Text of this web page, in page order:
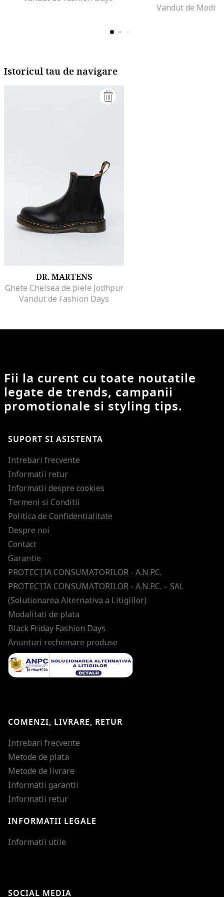
Vandut de
Istoricul tau de navigare
DR. MARTENS
Ghete Chelsea de piele Jodhpur
Vandut de Fashion Days
Fii la curent cu toate noutatile
legate de trends, campanii
promotionale si styling tips.
SUPORT SI ASISTENTA
Intrebari frecvente
Informatii retur
Informatii despre cookies
Termeni si Conditii
Politica de Confidentialitate
Despre noi
Contact
Garantie
PROTECŢIA CONSUMATORILOR - A.N.P.C.
PROTECŢIA CONSUMATORILOR - A.N.P.C. – SAL
(Solutionarea Alternativa a Litigiilor)
Modalitati de plata
Black Friday Fashion Days
Anunturi rechemare produse
COMENZI, LIVRARE, RETUR
Intrebari frecvente
Metode de plata
Metode de livrare
Informatii garantii
Informatii retur
INFORMATII LEGALE
Informatii utile
SOCIAL MEDIA